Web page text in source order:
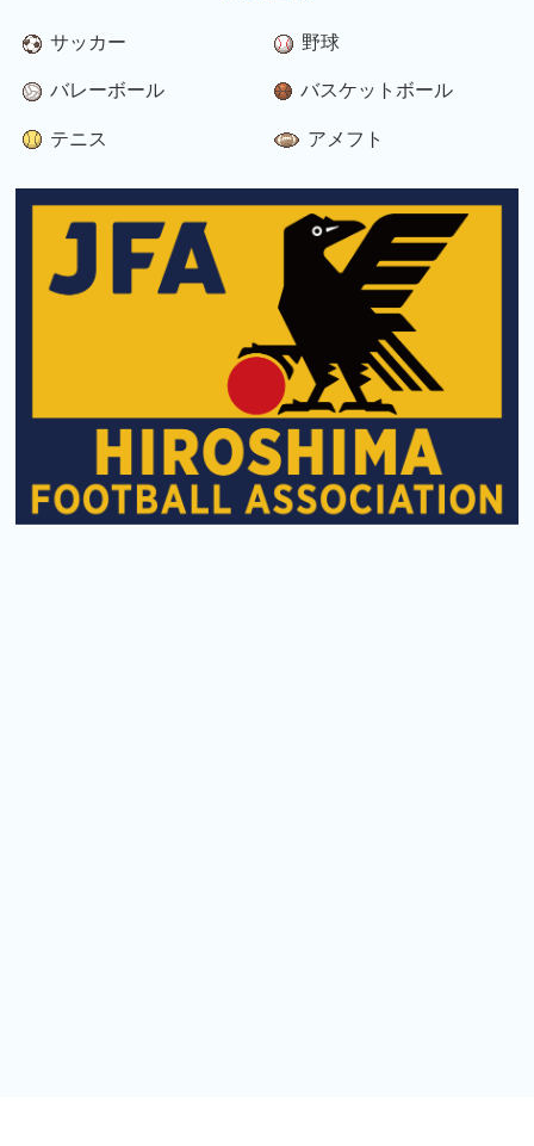
サッカー 野球
バレーボール バスケットボール
テニス アメフト